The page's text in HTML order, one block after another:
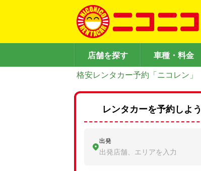
店舗を探す 車種・料金
格安レンタカー予約「ニコレン」
レンタカーを予約しよう
出発
出発店舗、エリアを入力